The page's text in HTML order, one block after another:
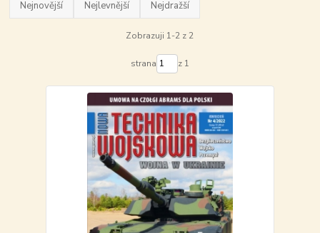
Nejnovější Nejlevnější Nejdražší
Zobrazuji 1-2 z 2
strana z 1